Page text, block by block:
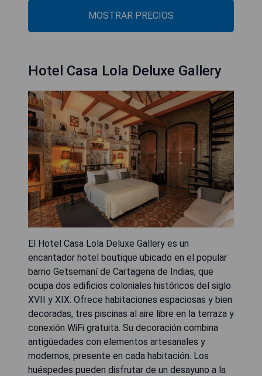
MOSTRAR PRECIOS
Hotel Casa Lola Deluxe Gallery
El Hotel Casa Lola Deluxe Gallery es un
encantador hotel boutique ubicado en el popular
barrio Getsemaní de Cartagena de Indias, que
ocupa dos edificios coloniales históricos del siglo
XVII y XIX. Ofrece habitaciones espaciosas y bien
decoradas, tres piscinas al aire libre en la terraza y
conexión WiFi gratuita. Su decoración combina
antigüedades con elementos artesanales y
modernos, presente en cada habitación. Los
huéspedes pueden disfrutar de un desayuno a la